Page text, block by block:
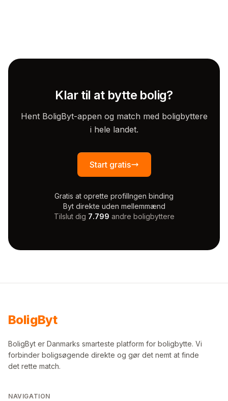
Klar til at bytte bolig?
Hent BoligByt-appen og match med boligbyttere
i hele landet.
Start gratis
Gratis at oprette profilIngen binding
Byt direkte uden mellemmænd
Tilslut dig 7.799 andre boligbyttere
BoligByt
BoligByt er Danmarks smarteste platform for boligbytte. Vi
forbinder boligsøgende direkte og gør det nemt at finde
det rette match.
NAVIGATION